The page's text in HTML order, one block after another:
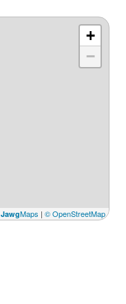
+
−
JawgMaps | © OpenStreetMap